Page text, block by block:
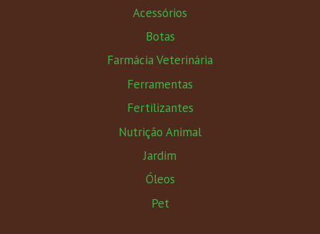
Acessórios
Botas
Farmácia Veterinária
Ferramentas
Fertilizantes
Nutrição Animal
Jardim
Óleos
Pet